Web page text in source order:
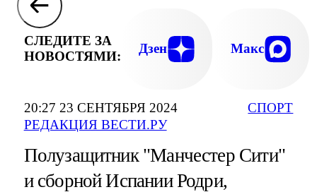
20:27 23 СЕНТЯБРЯ 2024
РЕДАКЦИЯ ВЕСТИ.РУ
СПОРТ
СЛЕДИТЕ ЗА
НОВОСТЯМИ:
Дзен Макс
Полузащитник "Манчестер Сити"
и сборной Испании Родри,